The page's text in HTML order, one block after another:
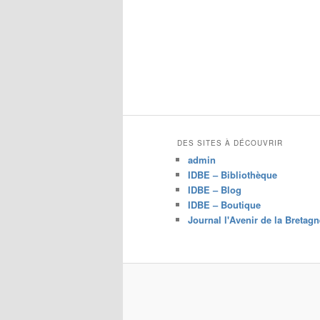
DES SITES À DÉCOUVRIR
admin
IDBE – Bibliothèque
IDBE – Blog
IDBE – Boutique
Journal l'Avenir de la